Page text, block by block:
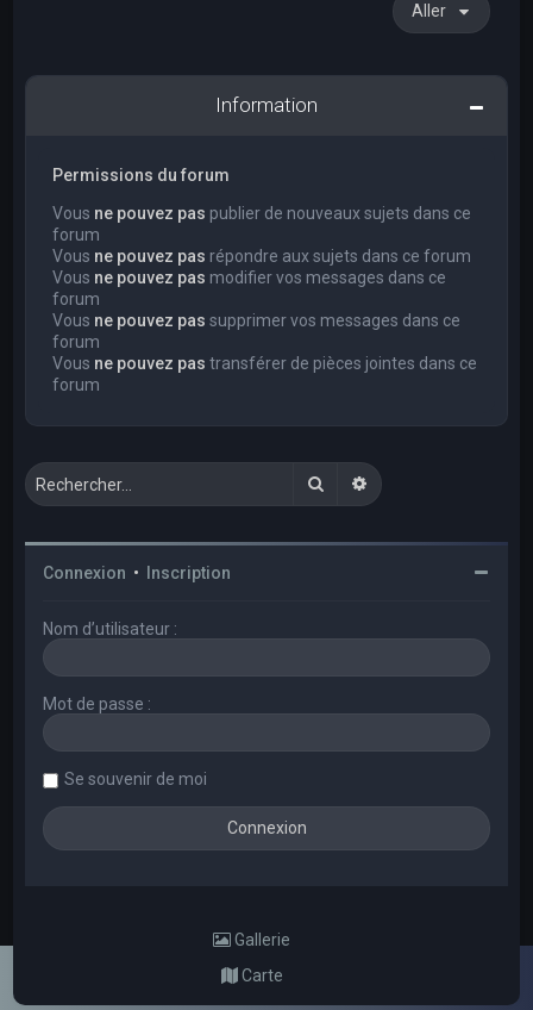
Aller
Information
Permissions du forum
Vous ne pouvez pas publier de nouveaux sujets dans ce
forum
Vous ne pouvez pas répondre aux sujets dans ce forum
Vous ne pouvez pas modifier vos messages dans ce
forum
Vous ne pouvez pas supprimer vos messages dans ce
forum
Vous ne pouvez pas transférer de pièces jointes dans ce
forum
RechercherRecherche avancée
Connexion • Inscription
Nom d’utilisateur :
Mot de passe :
Se souvenir de moi
Gallerie
Carte